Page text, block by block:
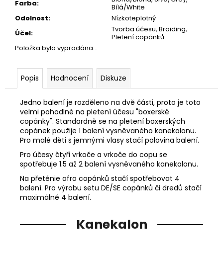
Farba:
Bílá/White
Odolnost:
Nízkoteplotný
Účel:
Tvorba účesu, Braiding,
Pletení copánků
Položka byla vyprodána…
Popis Hodnocení Diskuze
Jedno balení je rozděleno na dvě části, proto je toto
velmi pohodlné na pletení účesu "boxerské
copánky". Standardně se na pletení boxerských
copánek použije 1 balení vysněvaného kanekalonu.
Pro malé děti s jemnými vlasy stačí polovina balení.
Pro účesy čtyři vrkoče a vrkoče do copu se
spotřebuje 1.5 až 2 balení vysněvaného kanekalonu.
Na přeténie afro copánků stačí spotřebovat 4
balení. Pro výrobu setu DE/SE copánků či dredů stačí
maximálně 4 balení.
Kanekalon